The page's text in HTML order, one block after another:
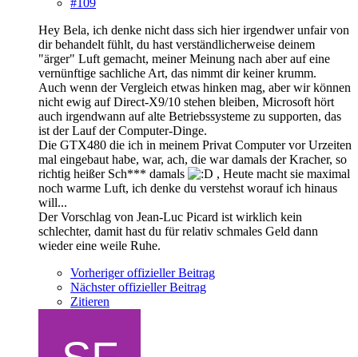
Hey Bela, ich denke nicht dass sich hier irgendwer unfair von
dir behandelt fühlt, du hast verständlicherweise deinem
"ärger" Luft gemacht, meiner Meinung nach aber auf eine
vernünftige sachliche Art, das nimmt dir keiner krumm.
Auch wenn der Vergleich etwas hinken mag, aber wir können
nicht ewig auf Direct-X9/10 stehen bleiben, Microsoft hört
auch irgendwann auf alte Betriebssysteme zu supporten, das
ist der Lauf der Computer-Dinge.
Die GTX480 die ich in meinem Privat Computer vor Urzeiten
mal eingebaut habe, war, ach, die war damals der Kracher, so
richtig heißer Sch*** damals
, Heute macht sie maximal
noch warme Luft, ich denke du verstehst worauf ich hinaus
will...
Der Vorschlag von Jean-Luc Picard ist wirklich kein
schlechter, damit hast du für relativ schmales Geld dann
wieder eine weile Ruhe.
Vorheriger offizieller Beitrag
Nächster offizieller Beitrag
Zitieren